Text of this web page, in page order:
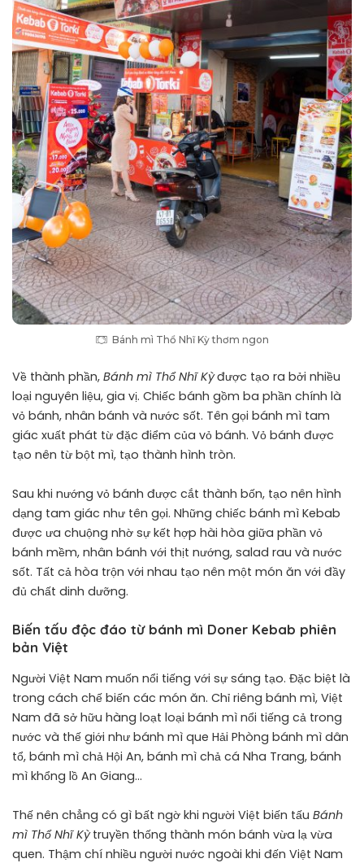
Bánh mì Thổ Nhĩ Kỳ thơm ngon
Về thành phần, Bánh mì Thổ Nhĩ Kỳđược tạo ra bởi nhiều
loại nguyên liệu, gia vị. Chiếc bánh gồm ba phần chính là
vỏ bánh, nhân bánh và nước sốt. Tên gọi bánh mì tam
giác xuất phát từ đặc điểm của vỏ bánh. Vỏ bánh được
tạo nên từ bột mì, tạo thành hình tròn.
Sau khi nướng vỏ bánh được cắt thành bốn, tạo nên hình
dạng tam giác như tên gọi. Những chiếc bánh mì Kebab
được ưa chuộng nhờ sự kết hợp hài hòa giữa phần vỏ
bánh mềm, nhân bánh với thịt nướng, salad rau và nước
sốt. Tất cả hòa trộn với nhau tạo nên một món ăn với đầy
đủ chất dinh dưỡng.
Biến tấu độc đáo từ bánh mì Doner Kebab phiên
bản Việt
Người Việt Nam muốn nổi tiếng với sự sáng tạo. Đặc biệt là
trong cách chế biến các món ăn. Chỉ riêng bánh mì, Việt
Nam đã sở hữu hàng loạt loại bánh mì nổi tiếng cả trong
nước và thế giới như bánh mì que Hải Phòng bánh mì dân
tổ, bánh mì chả Hội An, bánh mì chả cá Nha Trang, bánh
mì khổng lồ An Giang…
Thế nên chẳng có gì bất ngờ khi người Việt biến tấu Bánh
mì Thổ Nhĩ Kỳ truyền thống thành món bánh vừa lạ vừa
quen. Thậm chí nhiều người nước ngoài khi đến Việt Nam